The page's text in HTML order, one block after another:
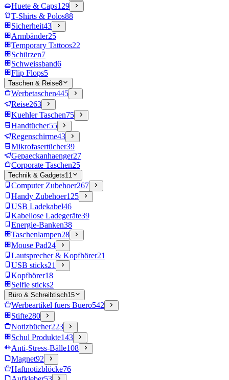
Huete & Caps129
T-Shirts & Polos88
Sicherheit43
Armbänder25
Temporary Tattoos22
Schürzen7
Schweissband6
Flip Flops5
Taschen & Reise8
Werbetaschen445
Reise263
Kuehler Taschen75
Handtücher55
Regenschirme43
Mikrofasertücher39
Gepaeckanhaenger27
Corporate Taschen25
Technik & Gadgets11
Computer Zubehoer267
Handy Zubehoer125
USB Ladekabel46
Kabellose Ladegeräte39
Energie-Banken38
Taschenlampen28
Mouse Pad24
Lautsprecher & Kopfhörer21
USB sticks21
Kopfhörer18
Selfie sticks2
Büro & Schreibtisch15
Werbeartikel fuers Buero542
Stifte280
Notizbücher223
Schul Produkte143
Anti-Stress-Bälle108
Magnet92
Haftnotizblöcke76